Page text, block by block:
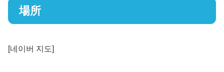
場所
[네이버 지도]